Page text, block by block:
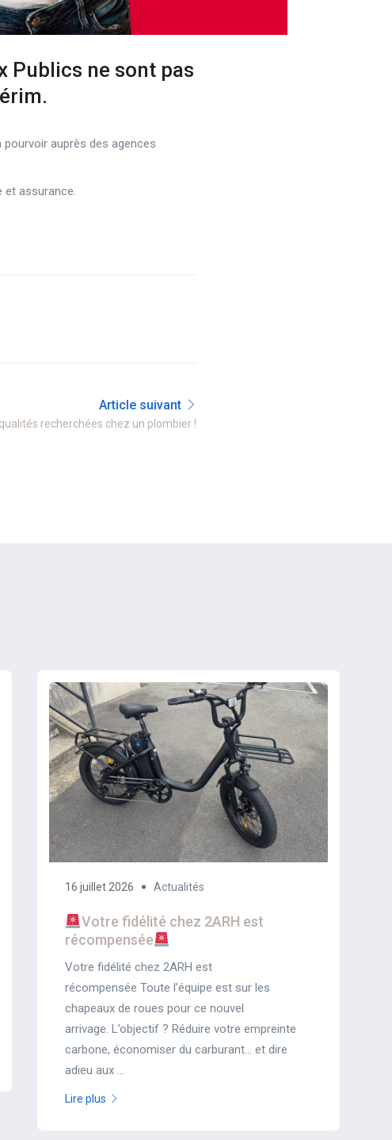
Publics ne sont pas
auprès des agences
et assurance.
Article suivant
recherchées chez un plombier !
16 juillet 2026 Actualités
Votre fidélité chez 2ARH est
récompensée
Votre fidélité chez 2ARH est
récompensée Toute l’équipe est sur les
chapeaux de roues pour ce nouvel
arrivage. L’objectif ? Réduire votre empreinte
carbone, économiser du carburant… et dire
adieu aux ...
Lire plus